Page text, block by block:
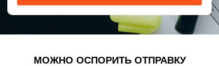
МОЖНО ОСПОРИТЬ ОТПРАВКУ